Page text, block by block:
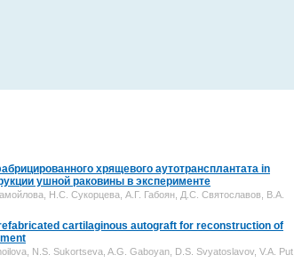
хрящевого аутотрансплантата in
ушной раковины в эксперименте
Н.С. Сукорцева, А.Г. Габоян, Д.С. Святославов, В.А.
cartilaginous autograft for reconstruction of
N.S. Sukortseva, A.G. Gaboyan, D.S. Svyatoslavov, V.A. Put,